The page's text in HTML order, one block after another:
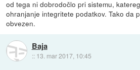
od tega ni dobrodočlo pri sistemu,
ohranjanje integritete podatkov. Tako da
obvezen.
Baja
:: 13. mar 2017, 10:45